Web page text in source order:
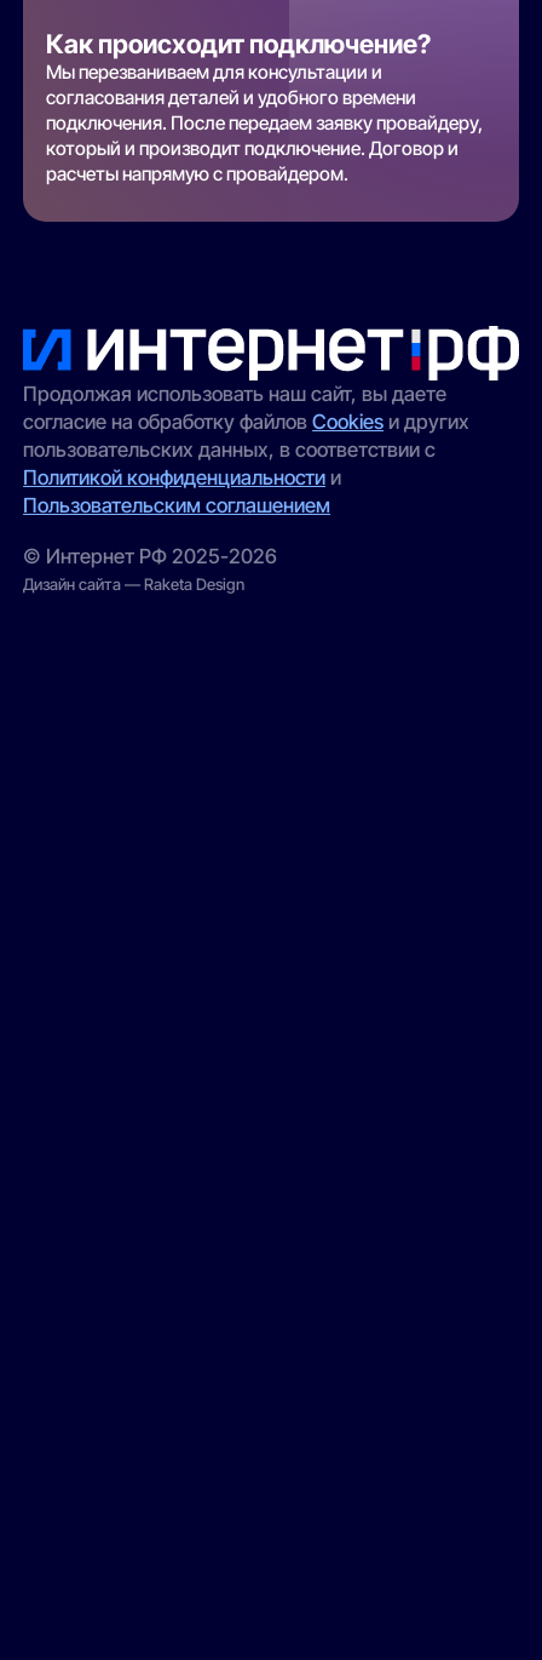
Как происходит подключение?
Мы перезваниваем для консультации и
согласования деталей и удобного времени
подключения. После передаем заявку провайдеру,
который и производит подключение. Договор и
расчеты напрямую с провайдером.
Продолжая использовать наш сайт, вы даете
согласие на обработку файловCookies и других
пользовательских данных, в соответствии с
Политикой конфиденциальности и
Пользовательским соглашением
© Интернет РФ 2025-2026
Дизайн сайта — Raketa Design